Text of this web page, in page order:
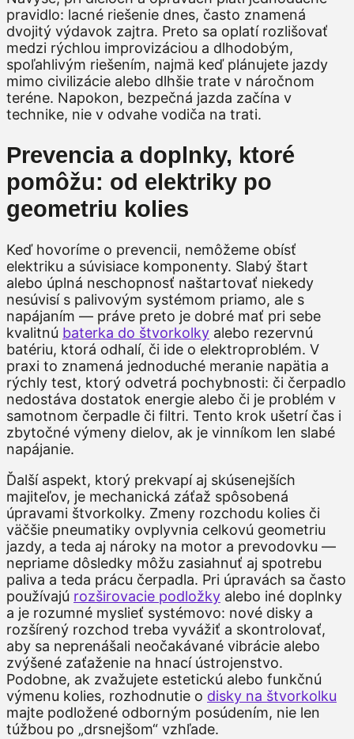
pravidlo: lacné riešenie dnes, často znamená
dvojitý výdavok zajtra. Preto sa oplatí rozlišovať
medzi rýchlou improvizáciou a dlhodobým,
spoľahlivým riešením, najmä keď plánujete jazdy
mimo civilizácie alebo dlhšie trate v náročnom
teréne. Napokon, bezpečná jazda začína v
technike, nie v odvahe vodiča na trati.
Prevencia a doplnky, ktoré
pomôžu: od elektriky po
geometriu kolies
Keď hovoríme o prevencii, nemôžeme obísť
elektriku a súvisiace komponenty. Slabý štart
alebo úplná neschopnosť naštartovať niekedy
nesúvisí s palivovým systémom priamo, ale s
napájaním — práve preto je dobré mať pri sebe
kvalitnú baterka do štvorkolky alebo rezervnú
batériu, ktorá odhalí, či ide o elektroproblém. V
praxi to znamená jednoduché meranie napätia a
rýchly test, ktorý odvetrá pochybnosti: či čerpadlo
nedostáva dostatok energie alebo či je problém v
samotnom čerpadle či filtri. Tento krok ušetrí čas i
zbytočné výmeny dielov, ak je vinníkom len slabé
napájanie.
Ďalší aspekt, ktorý prekvapí aj skúsenejších
majiteľov, je mechanická záťaž spôsobená
úpravami štvorkolky. Zmeny rozchodu kolies či
väčšie pneumatiky ovplyvnia celkovú geometriu
jazdy, a teda aj nároky na motor a prevodovku —
nepriame dôsledky môžu zasiahnuť aj spotrebu
paliva a teda prácu čerpadla. Pri úpravách sa často
používajú rozširovacie podložky alebo iné doplnky
a je rozumné myslieť systémovo: nové disky a
rozšírený rozchod treba vyvážiť a skontrolovať,
aby sa neprenášali neočakávané vibrácie alebo
zvýšené zaťaženie na hnací ústrojenstvo.
Podobne, ak zvažujete estetickú alebo funkčnú
výmenu kolies, rozhodnutie o disky na štvorkolku
majte podložené odborným posúdením, nie len
túžbou po „drsnejšom“ vzhľade.